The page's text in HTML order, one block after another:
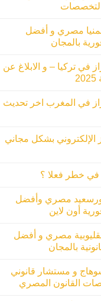
التخصصات
مصري و أفضل
بالمجان
في تركيا – و الابلاغ عن
في المغرب اخر تحديث
الإلكتروني بشكل مجاني
في خطر فعلا ؟
مصري وأفضل
أون لاين
مصري و أفضل
بالمجان
و مستشار قانوني
القانون المصري